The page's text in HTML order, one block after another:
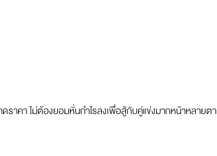
ราคา ไม่ต้องยอมหั่นกำไรลงเพื่อสู้กับคู่แข่งมากหน้าหลายตา